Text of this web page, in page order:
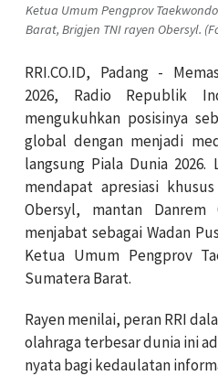
Ketua Umum Pengprov
Barat, Brigjen TNI rayen Obersyl.
RRI.CO.ID, Padang -
2026, Radio Republik
mengukuhkan posisinya
global dengan menjadi
langsung Piala Dunia
mendapat apresiasi
Obersyl, mantan Danrem
menjabat sebagai Wadan
Ketua Umum Pengprov
Sumatera Barat.
Rayen menilai, peran RRI
olahraga terbesardunia ini
nyata bagi kedaulatan